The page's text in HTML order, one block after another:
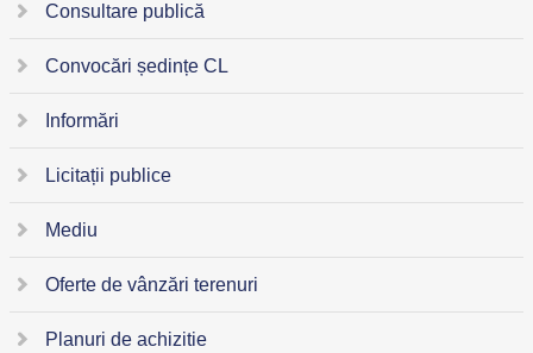
Consultare publică
Convocări ședințe CL
Informări
Licitații publice
Mediu
Oferte de vânzări terenuri
Planuri de achizitie